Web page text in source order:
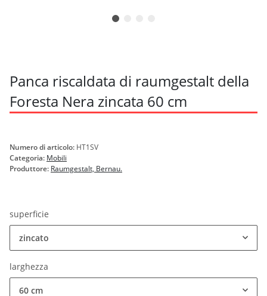
Panca riscaldata di raumgestalt della
Foresta Nera zincata 60 cm
Numero di articolo: HT1SV
Categoria: Mobili
Produttore: Raumgestalt, Bernau.
superficie
zincato
larghezza
60 cm